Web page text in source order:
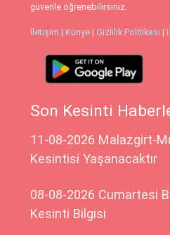
güvenle öğrenebilirsiniz.
İletişim | Künye | Gizlilik Politikası |
Son Kesinti
11-08-2026 Malazgirt-
Kesintisi Yaşanacaktır
08-08-2026 Cumartesi
Kesinti Bilgisi